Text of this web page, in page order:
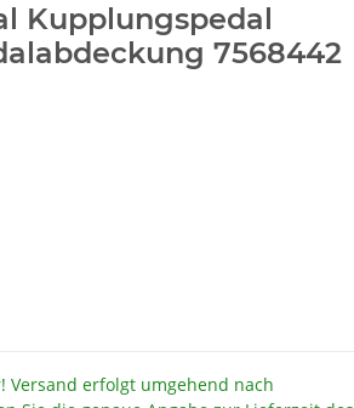
Kupplungspedal
7568442
Versand erfolgt umgehend nach